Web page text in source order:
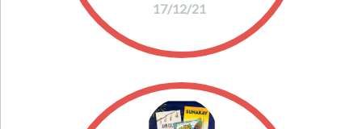
17/12/21